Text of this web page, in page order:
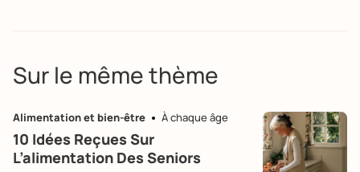
Sur le même thème
Alimentation et bien-être À chaque âge
10 Idées Reçues Sur
L’alimentation Des Seniors